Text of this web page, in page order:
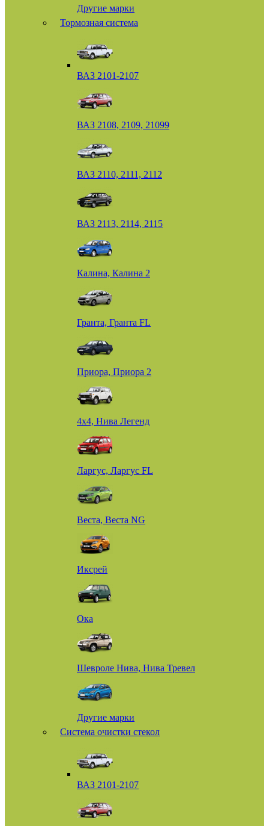
Другие марки
Тормозная система
ВАЗ 2101-2107
ВАЗ 2108, 2109, 21099
ВАЗ 2110, 2111, 2112
ВАЗ 2113, 2114, 2115
Калина, Калина 2
Гранта, Гранта FL
Приора, Приора 2
4х4, Нива Легенд
Ларгус, Ларгус FL
Веста, Веста NG
Иксрей
Ока
Шевроле Нива, Нива Тревел
Другие марки
Система очистки стекол
ВАЗ 2101-2107